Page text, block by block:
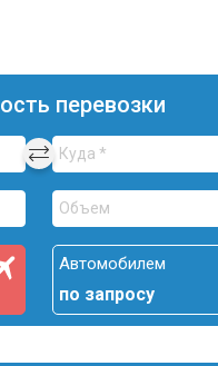
перевозки
Автомобилем
по запросу